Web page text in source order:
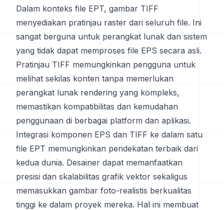
Dalam konteks file EPT, gambar TIFF
menyediakan pratinjau raster dari seluruh file. Ini
sangat berguna untuk perangkat lunak dan sistem
yang tidak dapat memproses file EPS secara asli.
Pratinjau TIFF memungkinkan pengguna untuk
melihat sekilas konten tanpa memerlukan
perangkat lunak rendering yang kompleks,
memastikan kompatibilitas dan kemudahan
penggunaan di berbagai platform dan aplikasi.
Integrasi komponen EPS dan TIFF ke dalam satu
file EPT memungkinkan pendekatan terbaik dari
kedua dunia. Desainer dapat memanfaatkan
presisi dan skalabilitas grafik vektor sekaligus
memasukkan gambar foto-realistis berkualitas
tinggi ke dalam proyek mereka. Hal ini membuat